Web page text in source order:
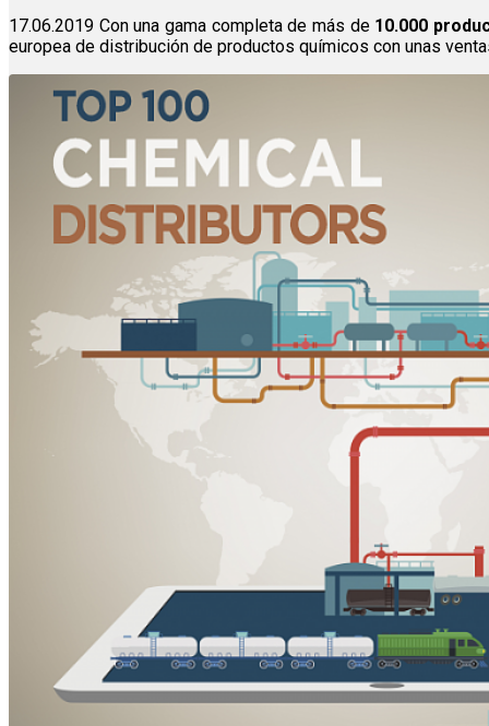
17.06.2019 Con una gama completa de más de10.000
europea de distribución de productos químicos con unas